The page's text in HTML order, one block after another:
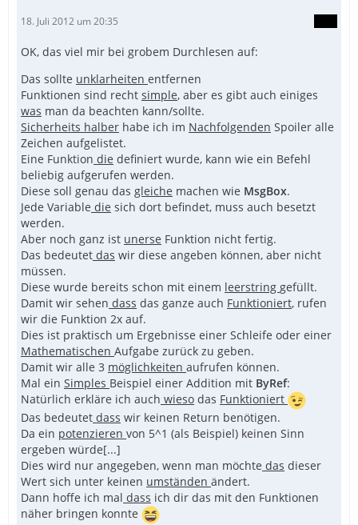
18. Juli 2012 um 20:35
OK, das viel mir bei grobem Durchlesen auf:
Das sollte unklarheiten entfernen
Funktionen sind recht simple, aber es gibt auch einiges
was man da beachten kann/sollte.
Sicherheits halber habe ich im Nachfolgenden Spoiler alle
Zeichen aufgelistet.
Eine Funktion die definiert wurde, kann wie ein Befehl
beliebig aufgerufen werden.
Diese soll genau das gleiche machen wie MsgBox.
Jede Variable die sich dort befindet, muss auch besetzt
werden.
Aber noch ganz ist unerse Funktion nicht fertig.
Das bedeutet das wir diese angeben können, aber nicht
müssen.
Diese wurde bereits schon mit einem leerstring gefüllt.
Damit wir sehen dass das ganze auch Funktioniert, rufen
wir die Funktion 2x auf.
Dies ist praktisch um Ergebnisse einer Schleife oder einer
Mathematischen Aufgabe zurück zu geben.
Damit wir alle 3 möglichkeiten aufrufen können.
Mal ein Simples Beispiel einer Addition mit ByRef:
Natürlich erkläre ich auch wieso das Funktioniert
Das bedeutet dass wir keinen Return benötigen.
Da ein potenzieren von 5^1 (als Beispiel) keinen Sinn
ergeben würde[...]
Dies wird nur angegeben, wenn man möchte das dieser
Wert sich unter keinen umständen ändert.
Dann hoffe ich mal dass ich dir das mit den Funktionen
näher bringen konnte